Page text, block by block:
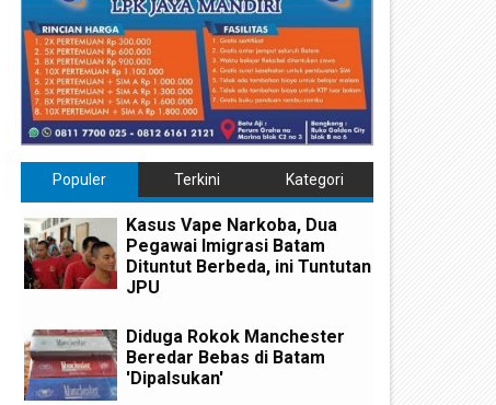
Populer Terkini Kategori
Kasus Vape Narkoba, Dua
Pegawai Imigrasi Batam
Dituntut Berbeda, ini Tuntutan
JPU
Diduga Rokok Manchester
Beredar Bebas di Batam
'Dipalsukan'